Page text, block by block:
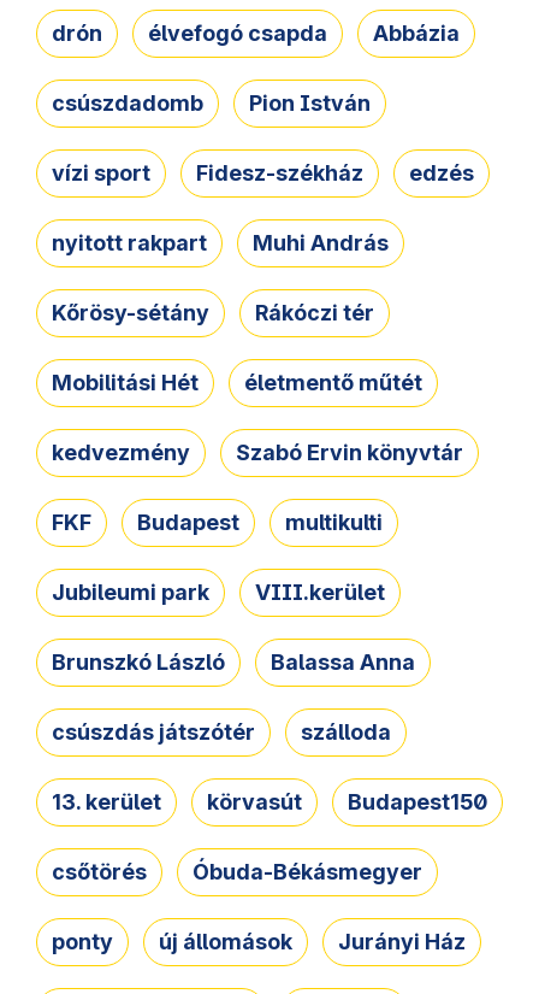
drón élvefogó csapda Abbázia
csúszdadomb Pion István
vízi sport Fidesz-székház edzés
nyitott rakpart Muhi András
Kőrösy-sétány Rákóczi tér
Mobilitási Hét életmentő műtét
kedvezmény Szabó Ervin könyvtár
FKF Budapest multikulti
Jubileumi park VIII.kerület
Brunszkó László Balassa Anna
csúszdás játszótér szálloda
13. kerület körvasút Budapest150
csőtörés Óbuda-Békásmegyer
ponty új állomások Jurányi Ház